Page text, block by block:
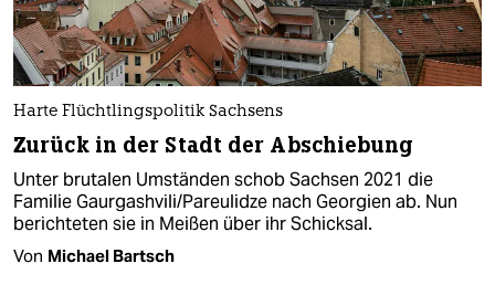
Harte Flüchtlingspolitik Sachsens
Zurück in der Stadt der Abschiebung
Unter brutalen Umständen schob Sachsen 2021 die
Familie Gaurgashvili/Pareulidze nach Georgien ab. Nun
berichteten sie in Meißen über ihr Schicksal.
Von Michael Bartsch